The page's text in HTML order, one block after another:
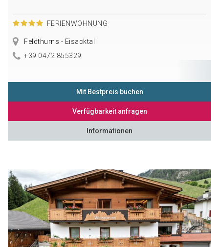
FERIENWOHNUNG
Feldthurns - Eisacktal
+39 0472 855329
Mit Bestpreis buchen
Verfügbarkeit anfragen
Informationen